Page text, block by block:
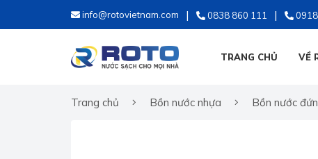
info@rotovietnam.com 0838 860 111
TRANG CHỦ VỀ
Trang chủ Bồn nước nhựa Bồn nước